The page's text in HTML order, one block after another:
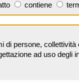
contiene
di persone,
ad uso degli